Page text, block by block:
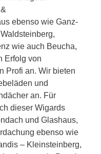
ebenso wie Ganz-
wie auch Beucha,
Erfolg von
Profi an. Wir bieten
und
an. Für
dieser Wigards
und Glashaus,
ebenso wie
– Kleinsteinberg,